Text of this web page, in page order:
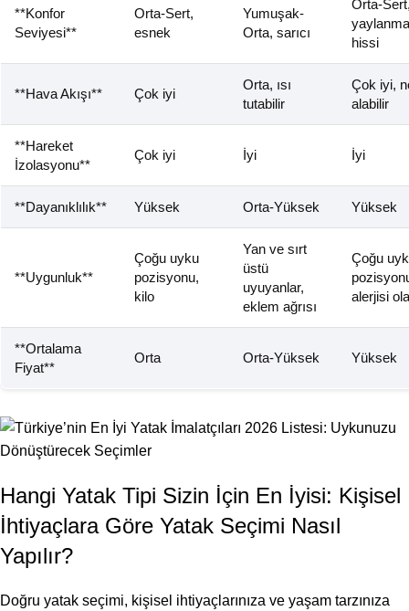
**Konfor
Seviyesi**
Orta-Sert,
esnek
Yumuşak-
Orta, sarıcı
Orta-
yaylanma
hissi
**Hava Akışı** Çok iyi
Orta, ısı
tutabilir
Çok iyi,
alabilir
**Hareket
İzolasyonu**
Çok iyi İyi İyi
**Dayanıklılık** Yüksek Orta-Yüksek Yüksek
**Uygunluk**
Çoğu uyku
pozisyonu,
kilo
Yan ve sırt
üstü
uyuyanlar,
eklem ağrısı
Çoğu
alerjisi
**Ortalama
Fiyat**
Orta Orta-Yüksek Yüksek
Hangi Yatak Tipi Sizin İçin En İyisi: Kişisel
İhtiyaçlara Göre Yatak Seçimi Nasıl
Yapılır?
Doğru yatak seçimi, kişisel ihtiyaçlarınıza ve yaşam tarzınıza